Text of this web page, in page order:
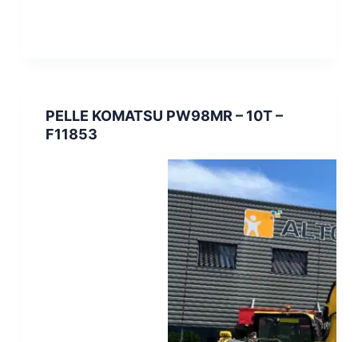
PELLE KOMATSU PW98MR – 10T –
F11853